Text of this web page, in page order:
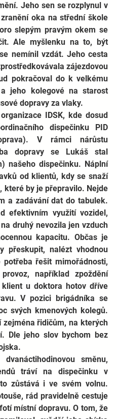
Jeho sen se rozplynul v
oka na střední škole
slepým pravým okem se
Ale myšlenku na to, být
nemínil vzdát. Jeho cesta
zájezdovou
pokračoval do k velkému
jeho kolegové na starost
dopravy za vlaky.
IDSK, kde dosud
dispečinku PID
V rámci nárůstu
dopravy se Lukáš stal
našeho dispečinku. Náplní
od klientů, kdy se snaží
které by je přepravilo. Nejde
a zadávání dat do tabulek.
efektivním využití vozidel,
druhý nevozila jen vzduch
kapacitu. Občas je
přeskupit, nalézt vhodnou
řešit mimořádnosti,
například zpoždění
u doktora hotov dříve
V pozici brigádníka se
svých kmenových kolegů.
řidičům, na kterých
Dle jeho slov bychom bez
směnu,
tráví na dispečinku v
zůstává i ve svém volnu.
rád pravidelně cestuje
místní dopravu. O tom, že